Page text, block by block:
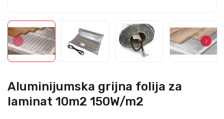
Aluminijumska grijna folija za
laminat 10m2 150W/m2